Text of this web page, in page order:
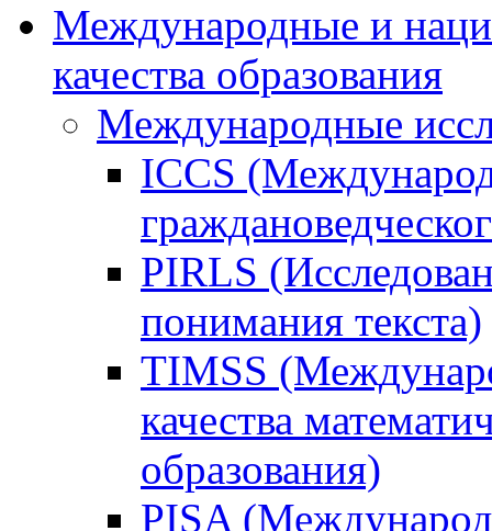
Международные и
качества образования
Международные
ICCS
PIRLS
понимания текста)
TIMSS
качества
образования)
PISA